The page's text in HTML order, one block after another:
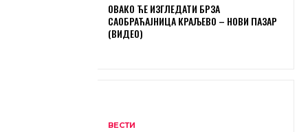
ОВАКО ЋЕ ИЗГЛЕДАТИ БРЗА
САОБРАЋАЈНИЦА КРАЉЕВО – НОВИ ПАЗАР
(ВИДЕО)
ВЕСТИ